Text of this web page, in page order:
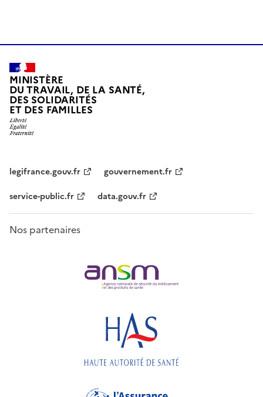
MINISTÈRE
DU TRAVAIL, DE LA SANTÉ,
DES SOLIDARITÉS
ET DES FAMILLES
legifrance.gouv.fr
gouvernement.fr
service-public.fr
data.gouv.fr
Nos partenaires